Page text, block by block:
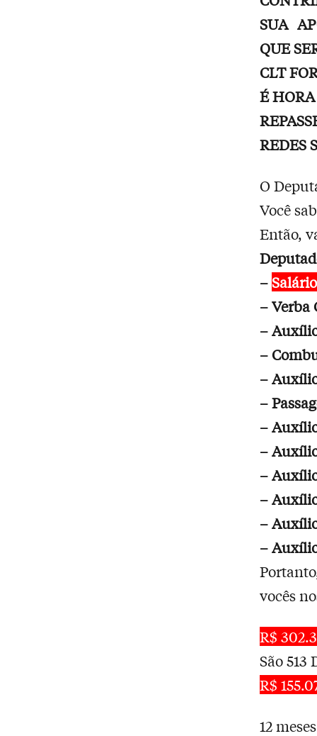
SUA
QUE
CLT
É
REDES
O
Você
Então,
–
– Verba
–
–
–
–
–
–
–
–
–
–
vocês
R$
São 513
R$
12 meses